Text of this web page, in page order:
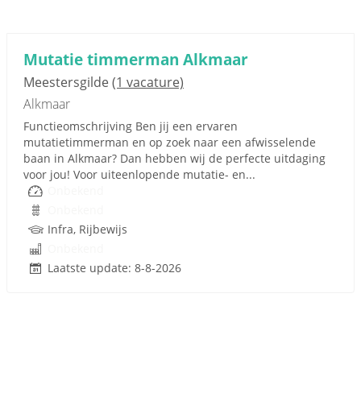
Mutatie timmerman Alkmaar
Meestersgilde(1 vacature)
Alkmaar
Functieomschrijving Ben jij een ervaren
mutatietimmerman en op zoek naar een afwisselende
baan in Alkmaar? Dan hebben wij de perfecte uitdaging
voor jou! Voor uiteenlopende mutatie- en...
Infra, Rijbewijs
Laatste update: 8-8-2026